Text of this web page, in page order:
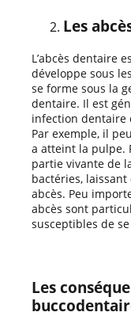
Les
L’abcès dentaire
développe sous
se forme sous la
dentaire. Il est
infection dentaire
Par exemple, il
a atteint la pulpe.
partie vivante de
bactéries, laissant
abcès. Peu
abcès sont
susceptibles de
Les